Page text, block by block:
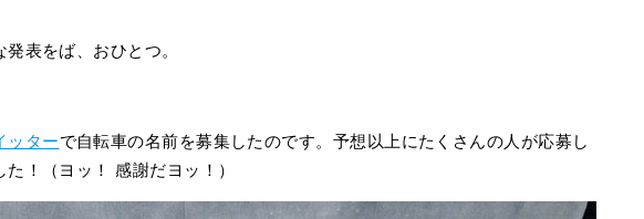
表をば、おひとつ。
ッターで自転車の名前を募集したのです。予想以上にたくさんの人が応募し
！（ヨッ！ 感謝だヨッ！）